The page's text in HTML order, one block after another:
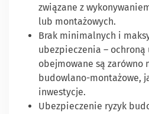
związane z
lub montażowych.
Brak minimalnych i
ubezpieczenia –
obejmowane są zarówno
budowlano-montażowe,
inwestycje.
Ubezpieczenie ryzyk